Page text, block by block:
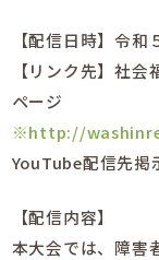
【配信日時】令
【リンク先】社
ページ
※http://
YouTube配信先掲
【配信内容】
本大会では、障害